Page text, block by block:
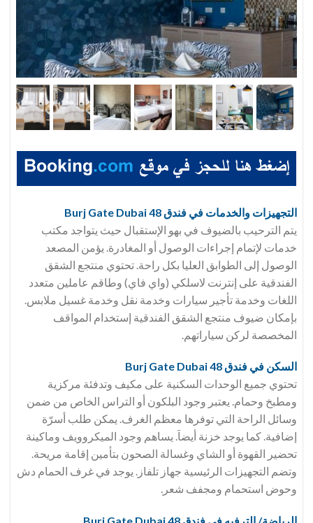
التجهيزات والخدمات في فندق 48 Burj Gate Dubai
يتم الترحيب بالضيوف في بهو الإستقبال حيث يتواجد مكتب
خدمات لإتمام إجراءات الوصول أو المغادرة. يؤمن المصعد
الوصول إلى الطوابق العليا بكل راحة. تحتوي منتجع الشقق
الفندقية على إنترنت لاسلكي (واي فاي) وطاقم عاملين متعدد
اللغات وخدمة تأجير سيارات وخدمة نقل وخدمة غسيل ملابس.
بإمكان ضيوف منتجع الشقق الفندقية إستخدام المواقف
المخصصة لركن سياراتهم.
السكن في فندق 48 Burj Gate Dubai
تحتوي جميع الوحدات السكنية على مكيف وتدفئة مركزية
ومطبخ وحمام. يعتبر وجود البلكون أو التراس الخاص من ضمن
وسائل الراحة التي توفرها معظم الغرف. يمكن طلب أسرّة
إضافية. كما يوجد خزنة أيضاَ. يساهم وجود الميكروويف وماكينة
تحضير القهوة أو الشاي وغسالة الصحون بتأمين إقامة مريحة.
وتضم التجهيزات الرئيسية جهاز تلفاز. يوجد في غرف الحمام دش
وحوض استحمام ومجفف شعر.